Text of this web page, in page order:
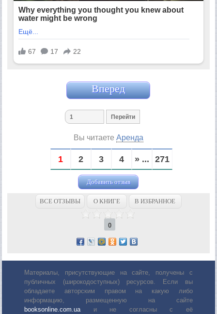
Вперед
Вы читаете Аренда
1 2 3 4 » ... 271
Добавить отзыв
ВСЕ ОТЗЫВЫ О КНИГЕ В ИЗБРАННОЕ
0
Материалы, присутствующие на сайте, получены с
публичных (широкодоступных) ресурсов. Если вы
обладаете авторским правом на какую либо
информацию, размещенную на сайте
booksonline.com.uaи не согласны с её